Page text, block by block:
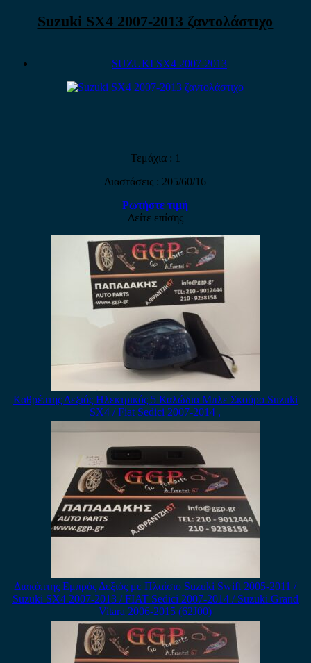
Suzuki SX4 2007-2013 ζαντολάστιχο
SUZUKI SX4 2007-2013
Τεμάχια : 1
Διαστάσεις : 205/60/16
Ρωτήστε τιμή
Δείτε επίσης
Καθρέπτης Δεξιός Ηλεκτρικός 5 Καλώδια Μπλε Σκούρο Suzuki
SX4 / Fiat Sedici 2007-2014 ,
Διακόπτης Εμπρός Δεξιός με Πλαίσιο Suzuki Swift 2005-2011 /
Suzuki SX4 2007-2013 / FIAT Sedici 2007-2014 / Suzuki Grand
Vitara 2006-2015 (62J00)